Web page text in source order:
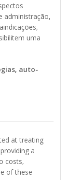
administração,
uma
auto-
at treating
a
costs,
of these